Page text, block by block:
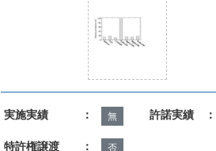
実施実績 ： 無 許諾実績 ：
特許権譲渡 ： 否